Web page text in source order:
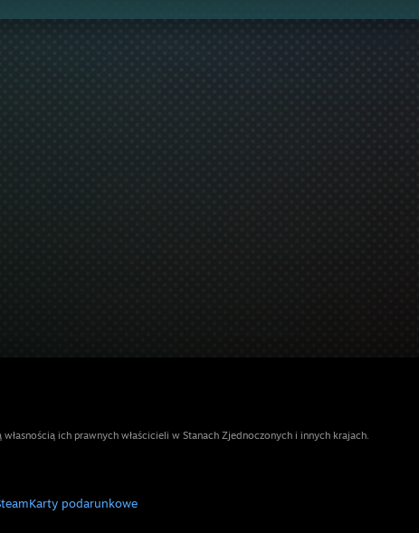
ich prawnych właścicieli w Stanach Zjednoczonych i innych krajach.
Karty podarunkowe